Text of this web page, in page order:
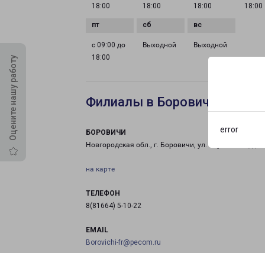
error
Оцените нашу работу
18:00
18:00
18:00
18:00
с 09:00 до
18:00
Выходной Выходной
Филиалы в Боровичи
БОРОВИЧИ
Новгородская обл., г. Боровичи, ул. Окуловская, д. 1
на карте
ТЕЛЕФОН
8(81664) 5-10-22
EMAIL
Borovichi-fr@pecom.ru